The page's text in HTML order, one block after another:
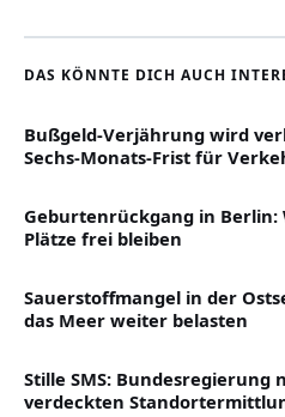
DAS KÖNNTE DICH AUCH
Bußgeld-Verjährung wird
Sechs-Monats-Frist für
Geburtenrückgang in
Plätze frei bleiben
Sauerstoffmangel in der
das Meer weiter belasten
Stille SMS: Bundesregierung
verdeckten